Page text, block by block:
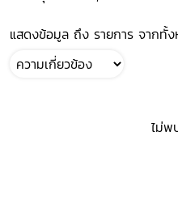
แสดงข้อมูล ถึง รายการ จากทั้
ไม่พ